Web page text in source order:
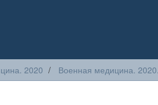
2020 Военная медицина.